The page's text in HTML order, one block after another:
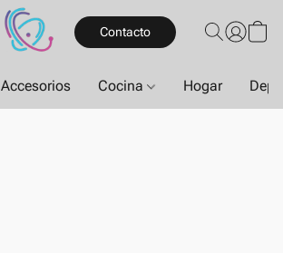
Contacto
Accesorios Cocina Hogar